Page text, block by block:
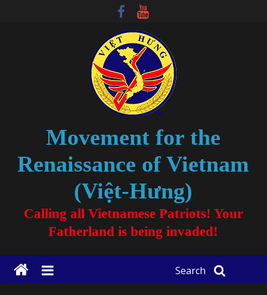
Movement for the
Renaissance of Vietnam
(Việt-Hưng)
Calling all Vietnamese Patriots! Your
Fatherland is being invaded!
Search